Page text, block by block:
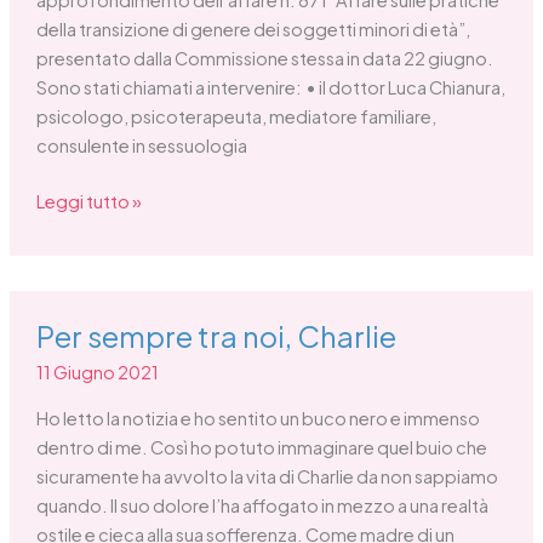
della transizione di genere dei soggetti minori di età”,
presentato dalla Commissione stessa in data 22 giugno.
Sono stati chiamati a intervenire: • il dottor Luca Chianura,
psicologo, psicoterapeuta, mediatore familiare,
consulente in sessuologia
Leggi tutto »
Per sempre tra noi, Charlie
11 Giugno 2021
Ho letto la notizia e ho sentito un buco nero e immenso
dentro di me. Così ho potuto immaginare quel buio che
sicuramente ha avvolto la vita di Charlie da non sappiamo
quando. Il suo dolore l’ha affogato in mezzo a una realtà
ostile e cieca alla sua sofferenza. Come madre di un
sempre
tra
Charlie